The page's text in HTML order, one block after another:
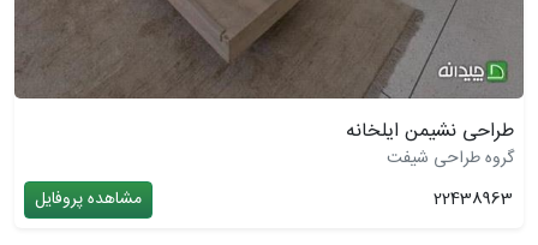
طراحی نشیمن ایلخانه
گروه طراحی شیفت
22438963
مشاهده پروفایل